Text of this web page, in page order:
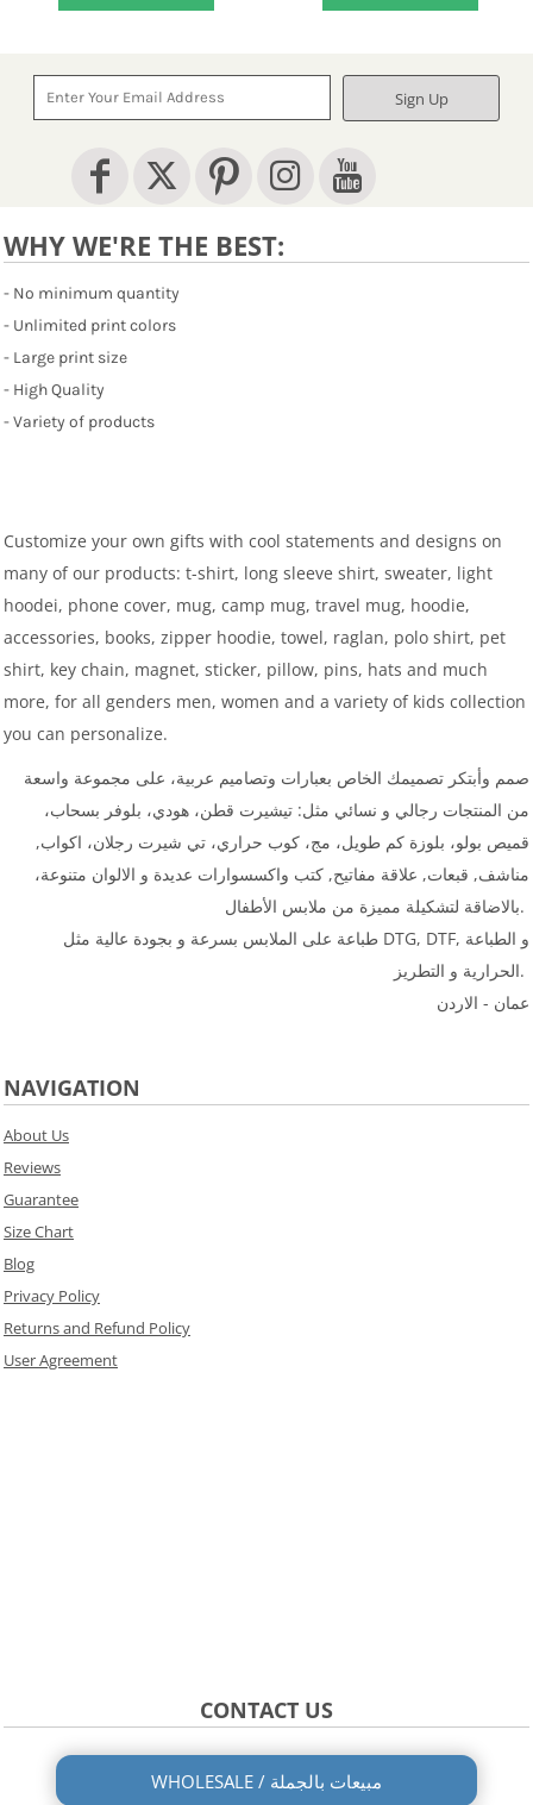
Sign Up
WHY WE'RE THE BEST:
- No minimum quantity
- Unlimited print colors
- Large print size
- High Quality
- Variety of products
Customize your own gifts with cool statements and designs on
many of our products: t-shirt, long sleeve shirt, sweater, light
hoodei, phone cover, mug, camp mug, travel mug, hoodie,
accessories, books, zipper hoodie, towel, raglan, polo shirt, pet
shirt, key chain, magnet, sticker, pillow, pins, hats and much
more, for all genders men, women and a variety of kids collection
you can personalize.
صمم وأبتكر تصميمك الخاص بعبارات وتصاميم عربية، على مجموعة واسعة
من المنتجات رجالي و نسائي مثل: تيشيرت قطن، هودي، بلوفر بسحاب،
قميص بولو، بلوزة كم طويل، مج، كوب حراري، تي شيرت رجلان، اكواب,
مناشف, قبعات, علاقة مفاتيح, كتب واكسسوارات عديدة و الالوان متنوعة،
بالاضاقة لتشكيلة مميزة من ملابس الأطفال.
طباعة على الملابس بسرعة و بجودة عالية مثل DTG, DTF, و الطباعة
الحرارية و التطريز.
عمان - الاردن
NAVIGATION
About Us
Reviews
Guarantee
Size Chart
Blog
Privacy Policy
Returns and Refund Policy
User Agreement
CONTACT US
WHOLESALE / مبيعات بالجملة